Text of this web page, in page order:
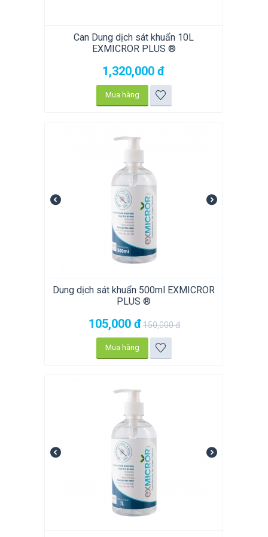
Can Dung dịch sát khuẩn 10L
EXMICROR PLUS ®
1,320,000 đ
Mua hàng
Dung dịch sát khuẩn 500ml EXMICROR
PLUS ®
105,000 đ150,000đ
Mua hàng